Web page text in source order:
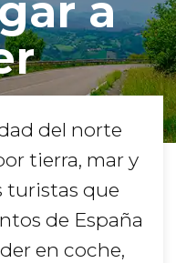
a
del norte
tierra, mar y
turistas que
de España
en coche,